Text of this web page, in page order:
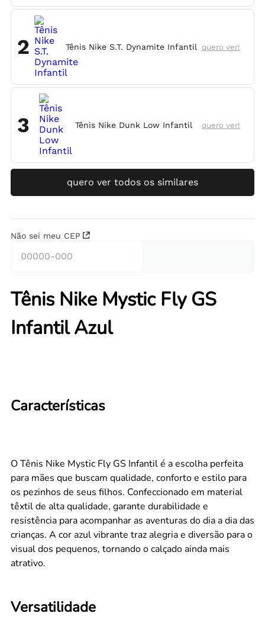
2 Tênis Nike S.T. Dynamite Infantil quero ver!
3 Tênis Nike Dunk Low Infantil quero ver!
quero ver todos os similares
Não sei meu CEP
Tênis Nike Mystic Fly GS
Infantil Azul
Características
O Tênis Nike Mystic Fly GS Infantil é a escolha perfeita
para mães que buscam qualidade, conforto e estilo para
os pezinhos de seus filhos. Confeccionado em material
têxtil de alta qualidade, garante durabilidade e
resistência para acompanhar as aventuras do dia a dia das
crianças. A cor azul vibrante traz alegria e diversão para o
visual dos pequenos, tornando o calçado ainda mais
atrativo.
Versatilidade